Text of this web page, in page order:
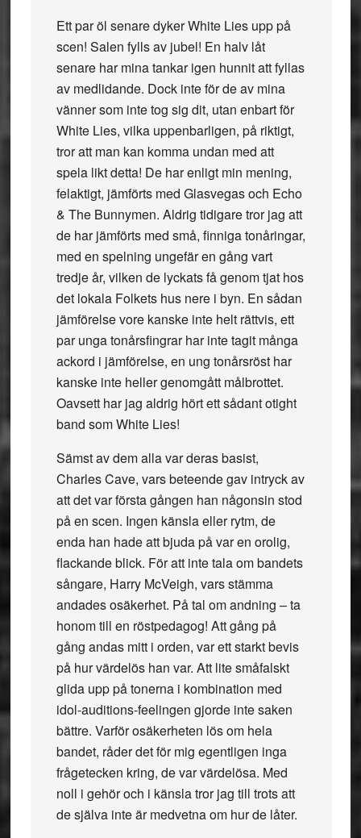
Ett par öl senare dyker White Lies upp på
scen! Salen fylls av jubel! En halv låt
senare har mina tankar igen hunnit att fyllas
av medlidande. Dock inte för de av mina
vänner som inte tog sig dit, utan enbart för
White Lies, vilka uppenbarligen, på riktigt,
tror att man kan komma undan med att
spela likt detta! De har enligt min mening,
felaktigt, jämförts med Glasvegas och Echo
& The Bunnymen. Aldrig tidigare tror jag att
de har jämförts med små, finniga tonåringar,
med en spelning ungefär en gång vart
tredje år, vilken de lyckats få genom tjat hos
det lokala Folkets hus nere i byn. En sådan
jämförelse vore kanske inte helt rättvis, ett
par unga tonårsfingrar har inte tagit många
ackord i jämförelse, en ung tonårsröst har
kanske inte heller genomgått målbrottet.
Oavsett har jag aldrig hört ett sådant otight
band som White Lies!
Sämst av dem alla var deras basist,
Charles Cave, vars beteende gav intryck av
att det var första gången han någonsin stod
på en scen. Ingen känsla eller rytm, de
enda han hade att bjuda på var en orolig,
flackande blick. För att inte tala om bandets
sångare, Harry McVeigh, vars stämma
andades osäkerhet. På tal om andning – ta
honom till en röstpedagog! Att gång på
gång andas mitt i orden, var ett starkt bevis
på hur värdelös han var. Att lite småfalskt
glida upp på tonerna i kombination med
idol-auditions-feelingen gjorde inte saken
bättre. Varför osäkerheten lös om hela
bandet, råder det för mig egentligen inga
frågetecken kring, de var värdelösa. Med
noll i gehör och i känsla tror jag till trots att
de själva inte är medvetna om hur de låter.